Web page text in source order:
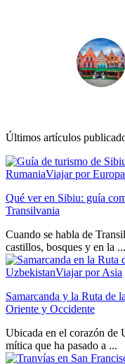
Últimos artículos
RumaniaViajar por Europa
Qué ver en Sibiu: guía
Transilvania
Cuando se habla de
castillos, bosques y en la ...
UzbekistanViajar por Asia
Samarcanda y la Ruta de
Oriente y Occidente
Ubicada en el corazón de
mítica que ha pasado a ...